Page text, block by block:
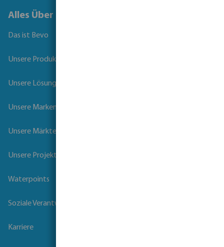
Alles Über Bevo
Das ist Bevo
Unsere Produkte
Unsere Lösungen
Unsere Marken
Unsere Märkte
Unsere Projekte
Waterpoints
Soziale Verantwortung der Unternehmen
Karriere